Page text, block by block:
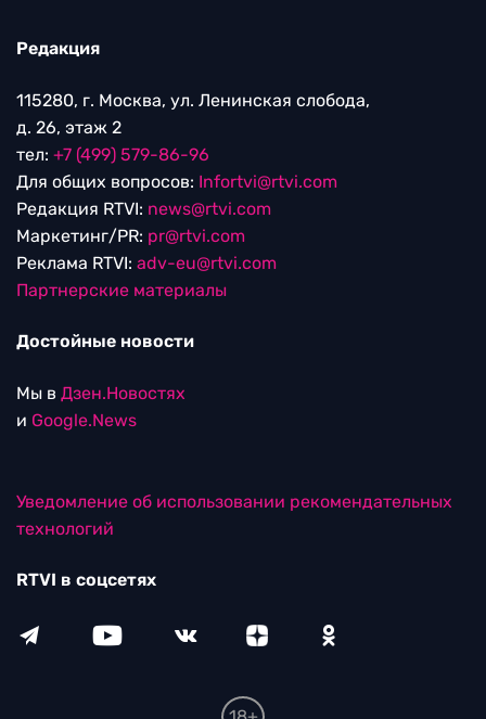
Редакция
115280, г. Москва, ул. Ленинская слобода,
д. 26, этаж 2
тел: +7 (499) 579-86-96
Для общих вопросов: Infortvi@rtvi.com
Редакция RTVI: news@rtvi.com
Маркетинг/PR: pr@rtvi.com
Реклама RTVI: adv-eu@rtvi.com
Партнерские материалы
Достойные новости
Мы в Дзен.Новостях
и Google.News
Уведомление об использовании рекомендательных
технологий
RTVI в соцсетях